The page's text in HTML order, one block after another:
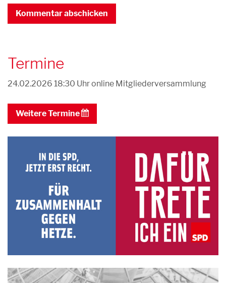
Termine
24.02.2026 18:30 Uhronline Mitgliederversammlung
Weitere Termine